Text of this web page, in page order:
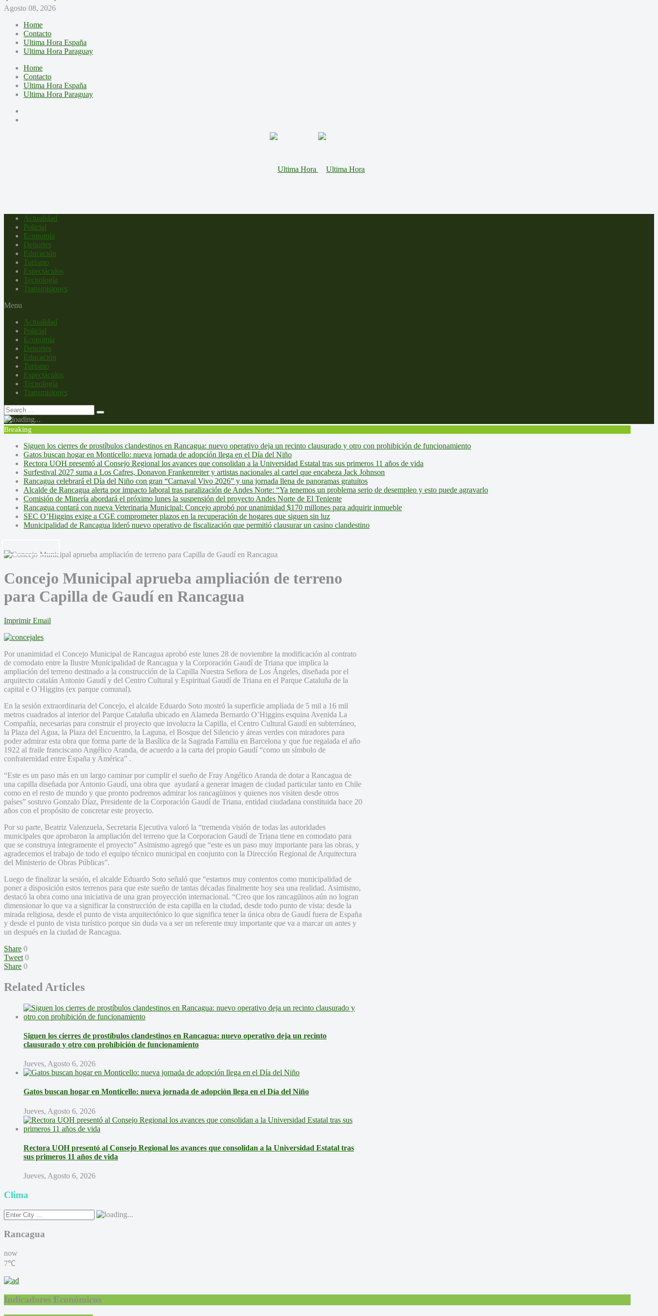
Agosto 08, 2026
Home
Contacto
Ultima Hora España
Ultima Hora Paraguay
Home
Contacto
Ultima Hora España
Ultima Hora Paraguay
Actualidad
Policial
Economía
Deportes
Educación
Turismo
Espectáculos
Tecnología
Transmisiones
Menu
Actualidad
Policial
Economía
Deportes
Educación
Turismo
Espectáculos
Tecnología
Transmisiones
Breaking
Siguen los cierres de prostíbulos clandestinos en Rancagua: nuevo operativo deja un recinto clausurado y otro con prohibición de funcionamiento
Gatos buscan hogar en Monticello: nueva jornada de adopción llega en el Día del Niño
Rectora UOH presentó al Consejo Regional los avances que consolidan a la Universidad Estatal tras sus primeros 11 años de vida
Surfestival 2027 suma a Los Cafres, Donavon Frankenreiter y artistas nacionales al cartel que encabeza Jack Johnson
Rancagua celebrará el Día del Niño con gran “Carnaval Vivo 2026” y una jornada llena de panoramas gratuitos
Alcalde de Rancagua alerta por impacto laboral tras paralización de Andes Norte: “Ya tenemos un problema serio de desempleo y esto puede agravarlo
Comisión de Minería abordará el próximo lunes la suspensión del proyecto Andes Norte de El Teniente
Rancagua contará con nueva Veterinaria Municipal: Concejo aprobó por unanimidad $170 millones para adquirir inmueble
SEC O’Higgins exige a CGE comprometer plazos en la recuperación de hogares que siguen sin luz
Municipalidad de Rancagua lideró nuevo operativo de fiscalización que permitió clausurar un casino clandestino
Concejo Municipal aprueba ampliación de terreno
para Capilla de Gaudí en Rancagua
Imprimir Email
Por unanimidad el Concejo Municipal de Rancagua aprobó este lunes 28 de noviembre la modificación al contrato
de comodato entre la Ilustre Municipalidad de Rancagua y la Corporación Gaudí de Triana que implica la
ampliación del terreno destinado a la construcción de la Capilla Nuestra Señora de Los Ángeles, diseñada por el
arquitecto catalán Antonio Gaudí y del Centro Cultural y Espiritual Gaudí de Triana en el Parque Cataluña de la
capital e O´Higgins (ex parque comunal).
En la sesión extraordinaria del Concejo, el alcalde Eduardo Soto mostró la superficie ampliada de 5 mil a 16 mil
metros cuadrados al interior del Parque Cataluña ubicado en Alameda Bernardo O’Higgins esquina Avenida La
Compañía, necesarias para construir el proyecto que involucra la Capilla, el Centro Cultural Gaudí en subterráneo,
la Plaza del Agua, la Plaza del Encuentro, la Laguna, el Bosque del Silencio y áreas verdes con miradores para
poder admirar esta obra que forma parte de la Basílica de la Sagrada Familia en Barcelona y que fue regalada el año
1922 al fraile franciscano Angélico Aranda, de acuerdo a la carta del propio Gaudí “como un símbolo de
confraternidad entre España y América” .
“Este es un paso más en un largo caminar por cumplir el sueño de Fray Angélico Aranda de dotar a Rancagua de
una capilla diseñada por Antonio Gaudí, una obra que ayudará a generar imagen de ciudad particular tanto en Chile
como en el resto de mundo y que pronto podremos admirar los rancagüinos y quienes nos visiten desde otros
países” sostuvo Gonzalo Díaz, Presidente de la Corporación Gaudí de Triana, entidad ciudadana constituida hace 20
años con el propósito de concretar este proyecto.
Por su parte, Beatriz Valenzuela, Secretaria Ejecutiva valoró la “tremenda visión de todas las autoridades
municipales que aprobaron la ampliación del terreno que la Corporacion Gaudí de Triana tiene en comodato para
que se construya íntegramente el proyecto” Asimismo agregó que “este es un paso muy importante para las obras, y
agradecemos el trabajo de todo el equipo técnico municipal en conjunto con la Dirección Regional de Arquitectura
del Ministerio de Obras Públicas”.
Luego de finalizar la sesión, el alcalde Eduardo Soto señaló que “estamos muy contentos como municipalidad de
poner a disposición estos terrenos para que este sueño de tantas décadas finalmente hoy sea una realidad. Asimismo,
destacó la obra como una iniciativa de una gran proyección internacional. “Creo que los rancagüinos aún no logran
dimensionar lo que va a significar la construcción de esta capilla en la ciudad, desde todo punto de vista: desde la
mirada religiosa, desde el punto de vista arquitectónico lo que significa tener la única obra de Gaudí fuera de España
y desde el punto de vista turístico porque sin duda va a ser un referente muy importante que va a marcar un antes y
un después en la ciudad de Rancagua.
Share 0
Tweet 0
Share 0
Related Articles
Siguen los cierres de prostíbulos clandestinos en Rancagua: nuevo operativo deja un recinto
clausurado y otro con prohibición de funcionamiento
Jueves, Agosto 6, 2026
Gatos buscan hogar en Monticello: nueva jornada de adopción llega en el Día del Niño
Jueves, Agosto 6, 2026
Rectora UOH presentó al Consejo Regional los avances que consolidan a la Universidad Estatal tras
sus primeros 11 años de vida
Jueves, Agosto 6, 2026
Clima
Rancagua
now
7℃
Indicadores Económicos